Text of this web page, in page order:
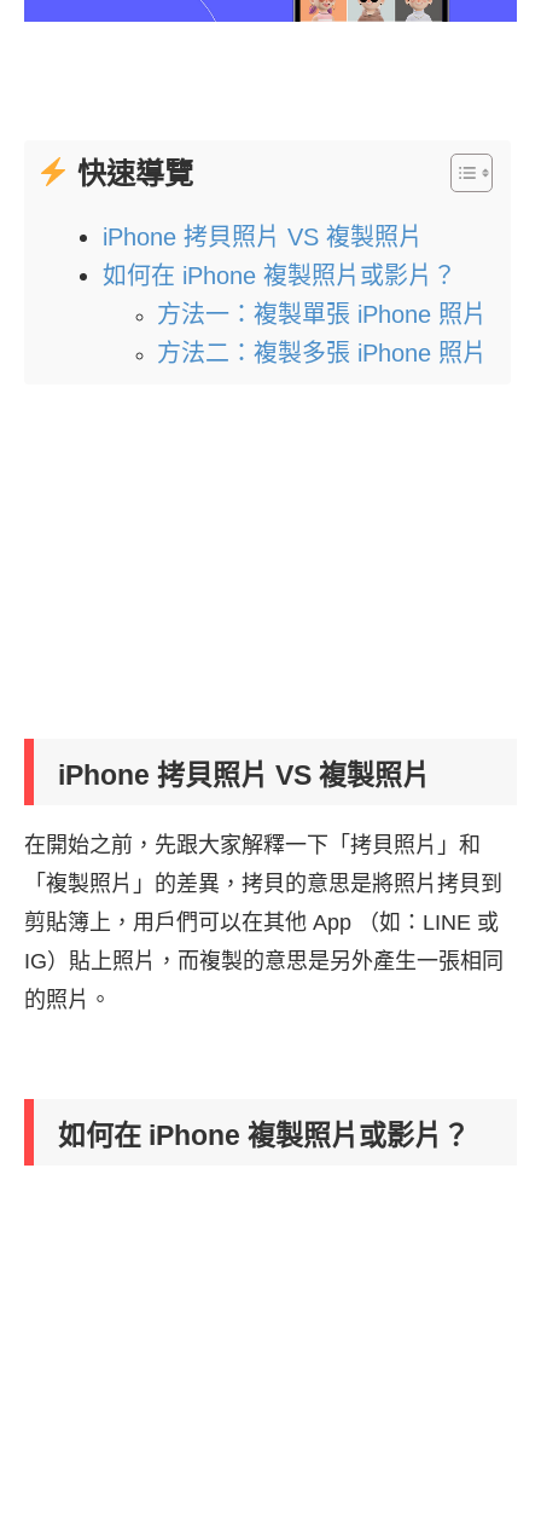
快速導覽
iPhone 拷貝照片 VS 複製照片
如何在 iPhone 複製照片或影片？
方法一：複製單張 iPhone 照片
方法二：複製多張 iPhone 照片
iPhone 拷貝照片 VS 複製照片
在開始之前，先跟大家解釋一下「拷貝照片」和
「複製照片」的差異，拷貝的意思是將照片拷貝到
剪貼簿上，用戶們可以在其他 App （如：LINE 或
IG）貼上照片，而複製的意思是另外產生一張相同
的照片。
如何在 iPhone 複製照片或影片？